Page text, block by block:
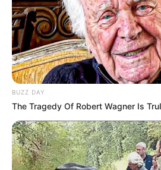
18:47 / 06 Avqust 2026
Əmək pensiyalarında və
müavinətlərdə ARTIM
AÇIQLADI
593
BUZZ DAY
The Tragedy Of Robert Wagner Is